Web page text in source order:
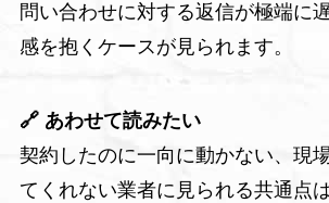
問い合わせに対する返信が極端に
感を抱くケースが見られます。
🔗 あわせて読みたい
契約したのに一向に動かない、現
てくれない業者に見られる共通点